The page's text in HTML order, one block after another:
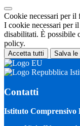
Cookie necessari per il
I cookie necessari per
disabilitati. È possibile
policy.
Accetta tutti Salva le
Contatti
Istituto Comprensivo